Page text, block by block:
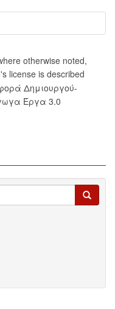
otherwise noted,
license is described
Δημιουργού-
Έργα 3.0